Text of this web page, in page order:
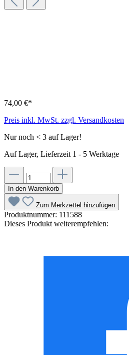
74,00 €*
Preis inkl. MwSt. zzgl. Versandkosten
Nur noch < 3 auf Lager!
Auf Lager, Lieferzeit 1 - 5 Werktage
In den Warenkorb
Zum Merkzettel hinzufügen
Produktnummer: 111588
Dieses Produkt weiterempfehlen: